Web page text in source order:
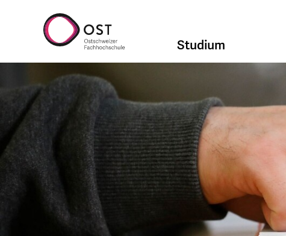
Studium